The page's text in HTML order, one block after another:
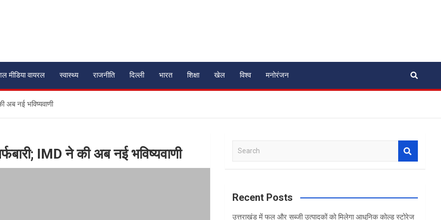
मीडिया वायरल स्वास्थ्य राजनीति दिल्ली भारत शिक्षा खेल विश्व मनोरंजन
अब नई भविष्‍यवाणी
IMD ने की अब नई भविष्‍यवाणी
a
c
Recent Posts
उत्तराखंड में फल और सब्जी उत्पादकों को मिलेगा आधुनिक कोल्ड स्टोरेज